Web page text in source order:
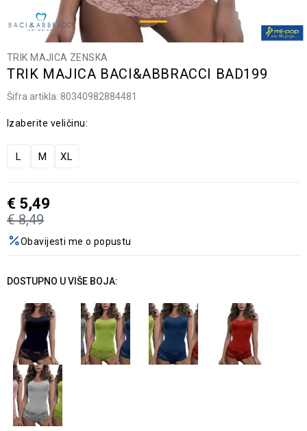
TRIK MAJICA ZENSKA
TRIK MAJICA BACI&ABBRACCI BAD199
Šifra artikla: 80340982884481
Izaberite veličinu:
L M XL
€ 8,49
€ 5,49
Obavijesti me o popustu
DOSTUPNO U VIŠE BOJA: